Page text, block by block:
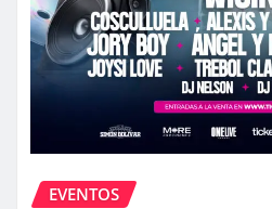
EVENTOS